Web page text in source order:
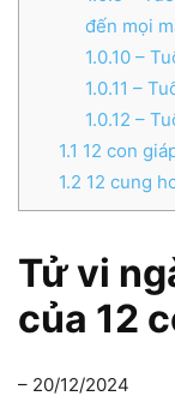
đến mọi
1.0.10 –
1.0.11 –
1.0.12 –
1.1 12 con
1.2 12 cung
Tử vi
của 12
– 20/12/2024